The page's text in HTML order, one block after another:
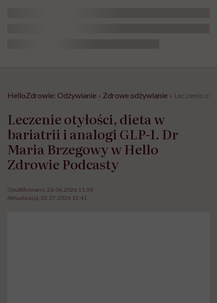
HelloZdrowie: Odżywianie › Zdrowe odżywianie › Leczenie
Leczenie otyłości, dieta w
bariatrii i analogi GLP-1. Dr
Maria Brzegowy w Hello
Zdrowie Podcasty
Opublikowano: 26.06.2026 11:58
Aktualizacja: 02.07.2026 12:41